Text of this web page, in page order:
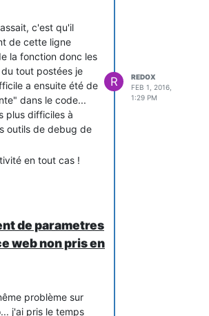
c'est qu'il
de cette ligne
la fonction donc les
tout postées je
a ensuite été de
dans le code...
plus difficiles à
outils de debug de
en tout cas !
R
REDOX
FEB 1, 2016,
1:29 PM
de parametres
web non pris en
problème sur
j'ai pris le temps